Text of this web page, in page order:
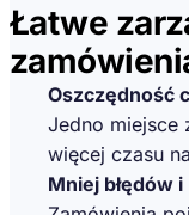
Łatwe
Oszczędność
Jedno miejsce
więcej czasu
Mniej błędów